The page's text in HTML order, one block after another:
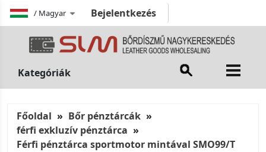
/ Magyar Bejelentkezés
Kategóriák
Főoldal
Bőr pénztárcák
férfi exkluzív pénztárca
Férfi pénztárca sportmotor mintával SMO99/T